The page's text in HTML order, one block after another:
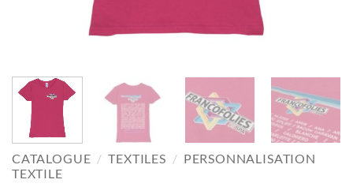
CATALOGUE / TEXTILES / PERSONNALISATION
TEXTILE